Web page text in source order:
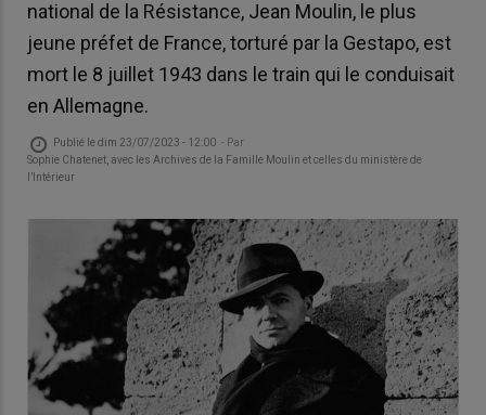
national de la Résistance, Jean Moulin, le plus
jeune préfet de France, torturé par la Gestapo, est
mort le 8 juillet 1943 dans le train qui le conduisait
en Allemagne.
Publié ledim 23/07/2023 - 12:00 - Par
Sophie Chatenet, avec les Archives de la Famille Moulin et celles du ministère de
l’Intérieur